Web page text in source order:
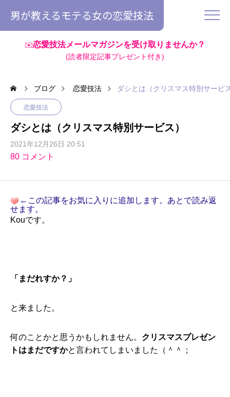
男が教えるモテる女の恋愛技法
✉️恋愛技法メールマガジンを受け取りませんか？
(読者限定記事プレゼント付き)
ブログ 恋愛技法 ダシとは（クリスマス特別サービ
恋愛技法
ダシとは（クリスマス特別サービス）
2021年12月26日 20:51
80 コメント
←この記事をお気に入りに追加します。あとで読み返
せます。
Kouです。
「まだれすか？」
と来ました。
何のことかと思うかもしれません。 クリスマスプレゼン
トはまだですかと言われてしまいました（＾＾；